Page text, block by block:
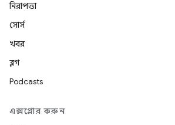
নিরাপত্তা
সোর্স
খবর
ব্লগ
Podcasts
এক্সপ্লোর করুন